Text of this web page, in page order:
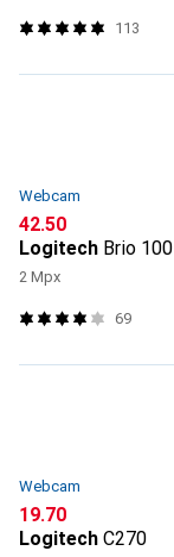
113
Webcam
CHF
42.50
Logitech Brio 100
2 Mpx
69
Webcam
CHF
19.70
Logitech C270